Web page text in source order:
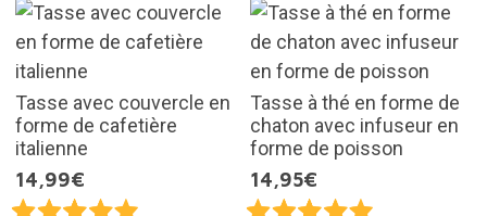
Tasse avec couvercle en
forme de cafetière
italienne
14,99€
Tasse à thé en forme de
chaton avec infuseur en
forme de poisson
14,95€